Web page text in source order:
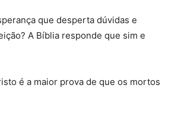
que desperta dúvidas e
A Bíblia responde que sim e
é a maior prova de que os mortos